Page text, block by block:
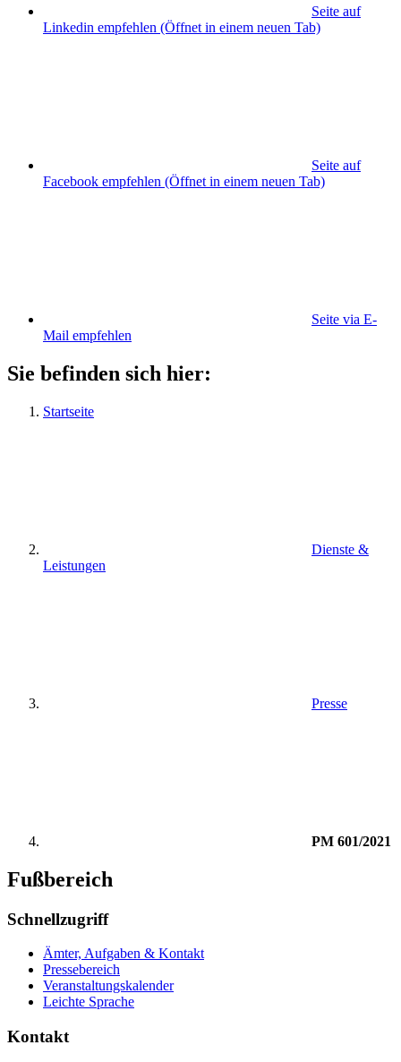
Seite auf
Linkedin empfehlen (Öffnet in einem neuen Tab)
Seite auf
Facebook empfehlen (Öffnet in einem neuen Tab)
Seite via E-
Mail empfehlen
Sie befinden sich hier:
Startseite
Dienste &
Leistungen
Presse
PM 601/2021
Fußbereich
Schnellzugriff
Ämter, Aufgaben & Kontakt
Pressebereich
Veranstaltungskalender
Leichte Sprache
Kontakt